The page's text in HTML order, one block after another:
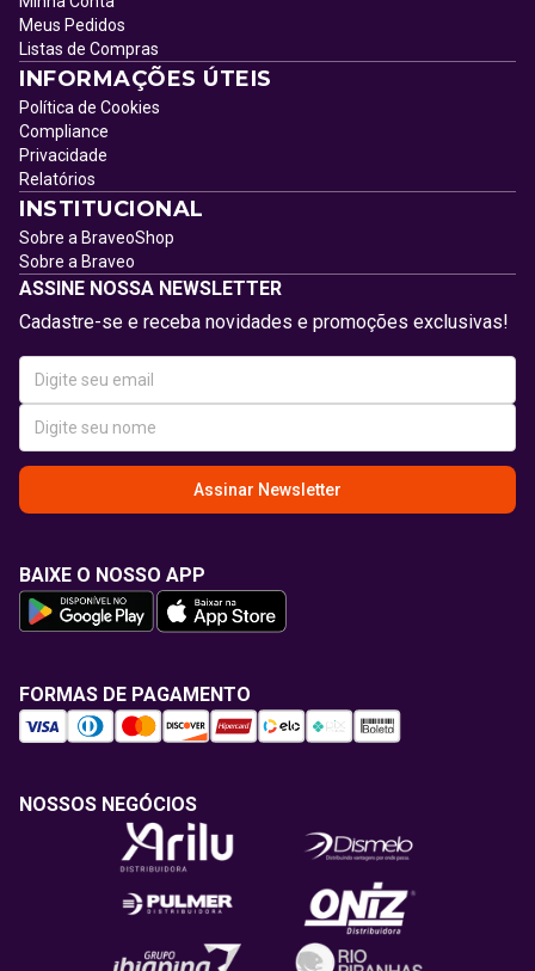
Meus Pedidos
Listas de Compras
INFORMAÇÕES ÚTEIS
Política de Cookies
Compliance
Privacidade
Relatórios
INSTITUCIONAL
Sobre a BraveoShop
Sobre a Braveo
ASSINE NOSSA NEWSLETTER
Cadastre-se e receba novidades e promoções exclusivas!
Assinar Newsletter
BAIXE O NOSSO APP
FORMAS DE PAGAMENTO
NOSSOS NEGÓCIOS